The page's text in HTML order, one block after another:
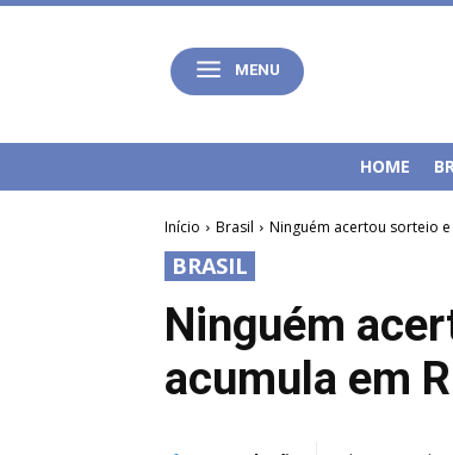
MENU
HOME
Início Brasil Ninguém acertou sorteio e
BRASIL
Ninguém
acumula em